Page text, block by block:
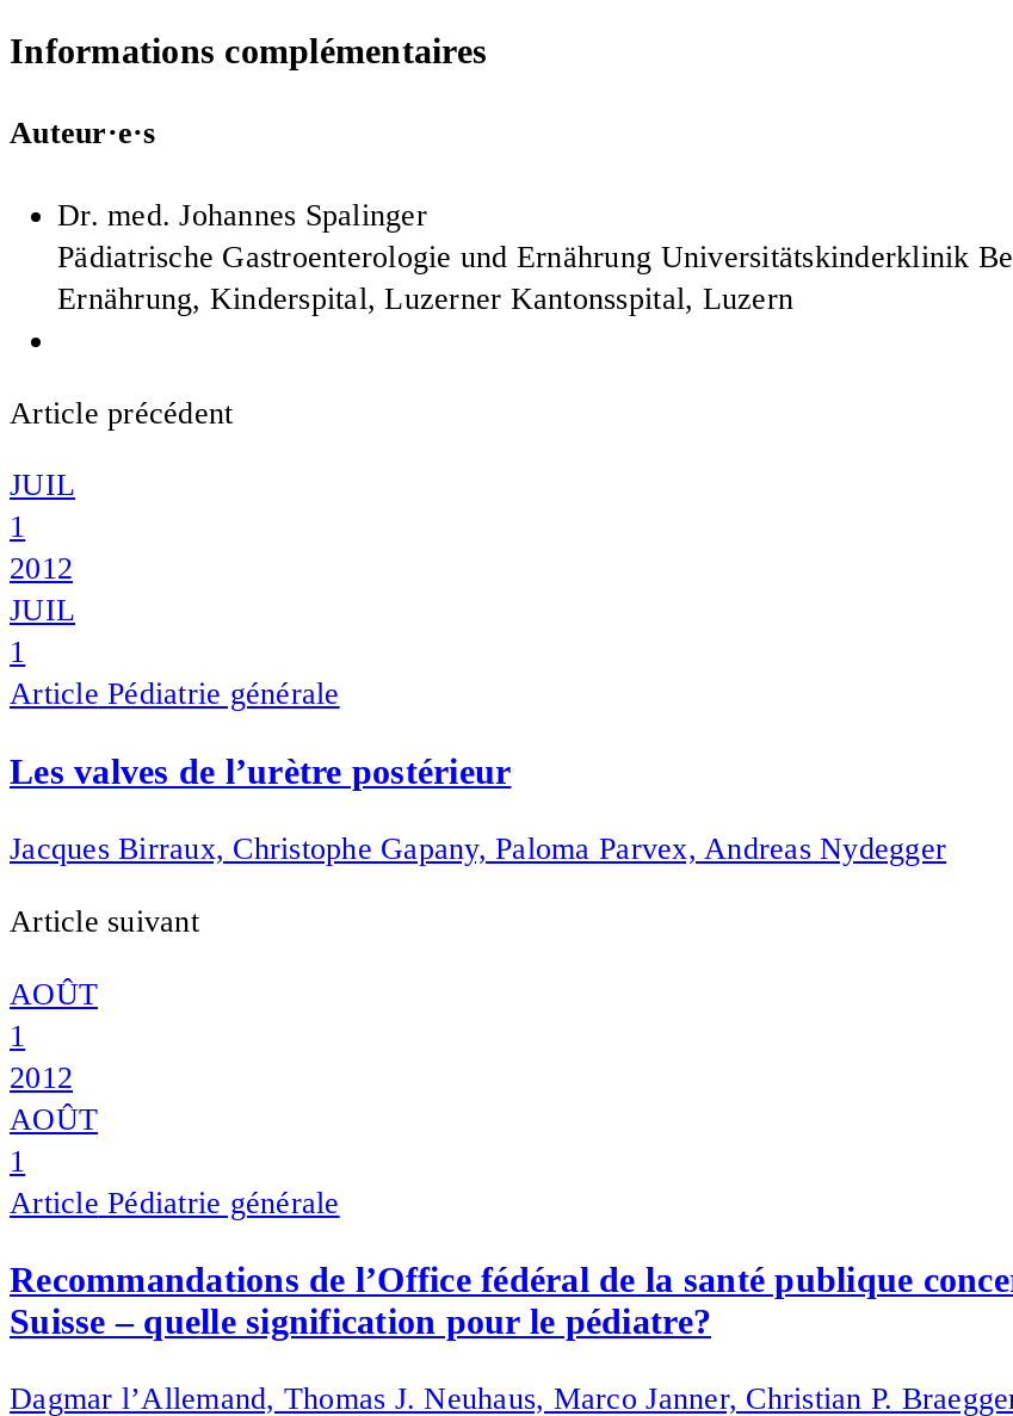
Informations complémentaires
Auteur·e·s
Dr. med. Johannes Spalinger
Pädiatrische Gastroenterologie und Ernährung Universitätskinderklinik
Ernährung, Kinderspital, Luzerner Kantonsspital, Luzern
Article précédent
JUIL
1
2012
JUIL
1
Article Pédiatrie générale
Les valves de l’urètre postérieur
Jacques Birraux, Christophe Gapany, Paloma Parvex, Andreas Nydegger
Article suivant
AOÛT
1
2012
AOÛT
1
Article Pédiatrie générale
Recommandations de l’Office fédéral de la santé publique
Suisse – quelle signification pour le pédiatre?
Dagmar l’Allemand, Thomas J. Neuhaus, Marco Janner, Christian P.